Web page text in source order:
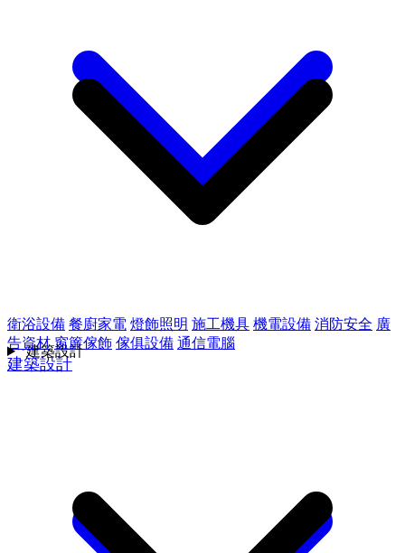
衛浴設備 餐廚家電 燈飾照明 施工機具 機電設備 消防安全 廣
告資材 窗簾傢飾 傢俱設備 通信電腦
建築設計
建築設計